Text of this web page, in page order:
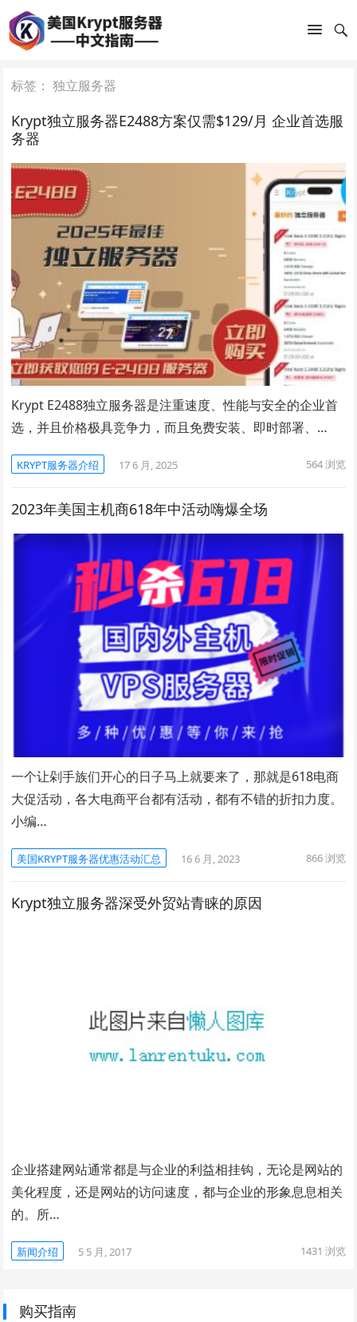
标签：独立服务器
Krypt独立服务器E2488方案仅需$129/月 企业首选服
务器
Krypt E2488独立服务器是注重速度、性能与安全的企业首
选，并且价格极具竞争力，而且免费安装、即时部署、…
KRYPT服务器介绍 17 6 月, 2025 564浏览
2023年美国主机商618年中活动嗨爆全场
一个让剁手族们开心的日子马上就要来了，那就是618电商
大促活动，各大电商平台都有活动，都有不错的折扣力度。
小编…
美国KRYPT服务器优惠活动汇总 16 6 月, 2023 866浏览
Krypt独立服务器深受外贸站青睐的原因
企业搭建网站通常都是与企业的利益相挂钩，无论是网站的
美化程度，还是网站的访问速度，都与企业的形象息息相关
的。所…
新闻介绍 5 5 月, 2017 1431 浏览
购买指南